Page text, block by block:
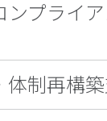
ンプライ
体制再構